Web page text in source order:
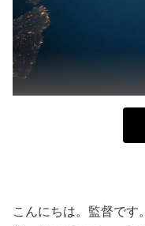
こんにちは。監督です